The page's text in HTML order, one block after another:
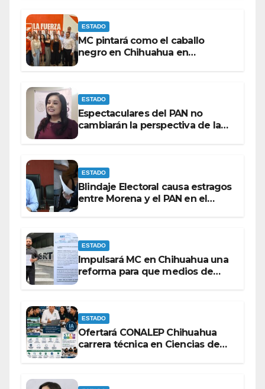
ESTADO
MC pintará como el caballo
negro en Chihuahua en
ESTADO
Espectaculares del PAN no
cambiarán la perspectiva de la
ESTADO
Blindaje Electoral causa estragos
entre Morena y el PAN en el
ESTADO
Impulsará MC en Chihuahua una
reforma para que medios de
ESTADO
Ofertará CONALEP Chihuahua
carrera técnica en Ciencias de